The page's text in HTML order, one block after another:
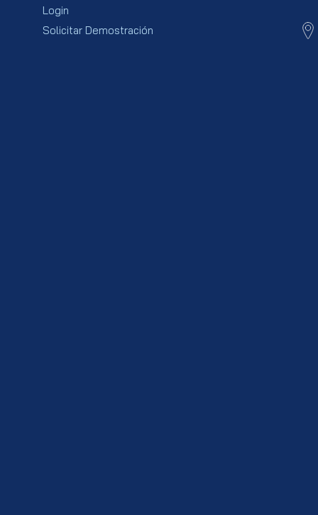
Login
Solicitar Demostración